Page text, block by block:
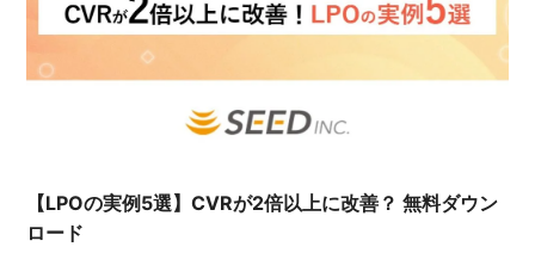
【LPOの実例5選】CVRが2倍以上に改善？ 無料ダウン
ロード